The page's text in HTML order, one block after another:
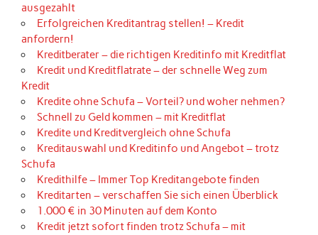
ausgezahlt
Erfolgreichen Kreditantrag stellen! – Kredit
anfordern!
Kreditberater – die richtigen Kreditinfo mit Kreditflat
Kredit und Kreditflatrate – der schnelle Weg zum
Kredit
Kredite ohne Schufa – Vorteil? und woher nehmen?
Schnell zu Geld kommen – mit Kreditflat
Kredite und Kreditvergleich ohne Schufa
Kreditauswahl und Kreditinfo und Angebot – trotz
Schufa
Kredithilfe – Immer Top Kreditangebote finden
Kreditarten – verschaffen Sie sich einen Überblick
1.000 € in 30 Minuten auf dem Konto
Kredit jetzt sofort finden trotz Schufa – mit